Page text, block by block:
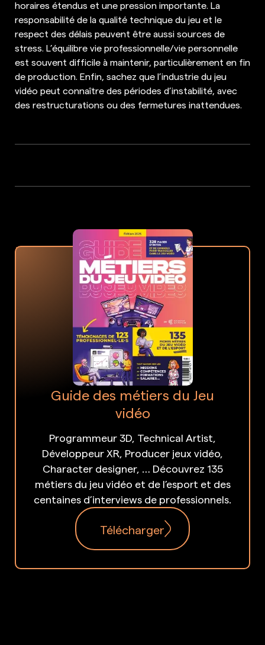
horaires étendus et une pression importante. La
responsabilité de la qualité technique du jeu et le
respect des délais peuvent être aussi sources de
stress. L’équilibre vie professionnelle/vie personnelle
est souvent difficile à maintenir, particulièrement en fin
de production. Enfin, sachez que l’industrie du jeu
vidéo peut connaître des périodes d’instabilité, avec
des restructurations ou des fermetures inattendues.
Guide des métiers du Jeu
vidéo
Programmeur 3D, Technical Artist,
Développeur XR, Producer jeux vidéo,
Character designer, … Découvrez 135
métiers du jeu vidéo et de l’esport et des
centaines d’interviews de professionnels.
Télécharger